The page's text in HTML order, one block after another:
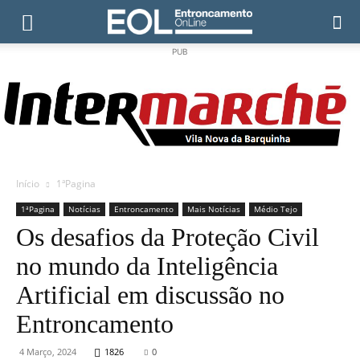
PUB
Início 1ªPagina
1ªPagina Notícias Entroncamento Mais Notícias Médio Tejo
Os desafios da Proteção Civil
no mundo da Inteligência
Artificial em discussão no
Entroncamento
4 Março, 2024 1826 0